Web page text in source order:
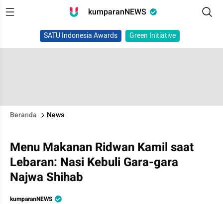
kumparanNEWS
SATU Indonesia Awards Green Initiative
Beranda News
Menu Makanan Ridwan Kamil saat
Lebaran: Nasi Kebuli Gara-gara
Najwa Shihab
kumparanNEWS